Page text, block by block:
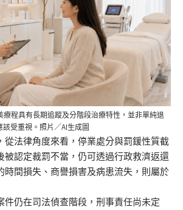
療程具有長期追蹤及分階段治療特性，並非單純退
受重視。照片／AI生成圖
從法律角度來看，停業處分與罰鍰性質截
被認定裁罰不當，仍可透過行政救濟返還
時間損失、商譽損害及病患流失，則屬於
件仍在司法偵查階段，刑事責任尚未定